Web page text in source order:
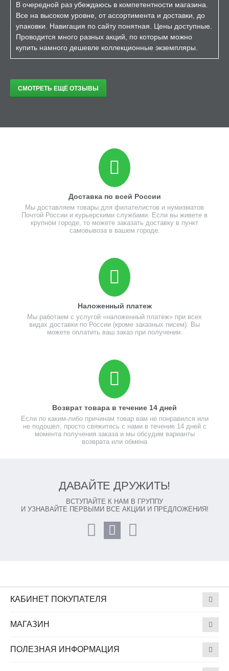
В очередной раз убеждаюсь в компетентности магазина.
Все на высоком уровне, от ассортимента и доставки, до
упаковки. Навигация по сайту понятная. Цены доступные.
Проводится много разных акций, по которым можно
купить намного дешевле коллекционные экземпляры.
СМОТРЕТЬ ЕЩЁ ОТЗЫВЫ
Доставка по всей России
Мы доставляем товары для филателистов и нумизматов
Почтой России и курьерскими службами. Если вы живете в
крупном городе, то можете заказать доставку в пункт
самовывоза в вашем городе.
Наложенный платеж
Мы работаем с услугой «наложенный платеж» при всех
видах доставки по России (кроме заказных писем). Вы
можете оплатить ваш заказ при получении.
Возврат товара в течение 14 дней
Если по каким-либо причинам товар вам не понравился или
не подошел, просто свяжитесь с нами в течение 14 дней с
момента получения заказа и мы обсудим варианты
возврата или обмена
ДАВАЙТЕ ДРУЖИТЬ!
ВСТУПАЙТЕ К НАМ В ГРУППУ
И УЗНАВАЙТЕ ПЕРВЫМИ ВСЕ АКЦИИ И ПРЕДЛОЖЕНИЯ!
КАБИНЕТ ПОКУПАТЕЛЯ
МАГАЗИН
ПОЛЕЗНАЯ ИНФОРМАЦИЯ